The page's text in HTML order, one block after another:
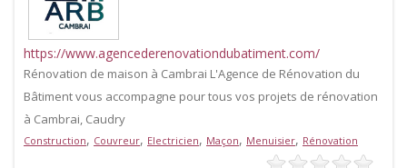
https://www.agencederenovationdubatiment.com/
Rénovation de maison à Cambrai L'Agence de Rénovation du
Bâtiment vous accompagne pour tous vos projets de rénovation
à Cambrai, Caudry
Construction, Couvreur, Electricien, Maçon, Menuisier, Rénovation